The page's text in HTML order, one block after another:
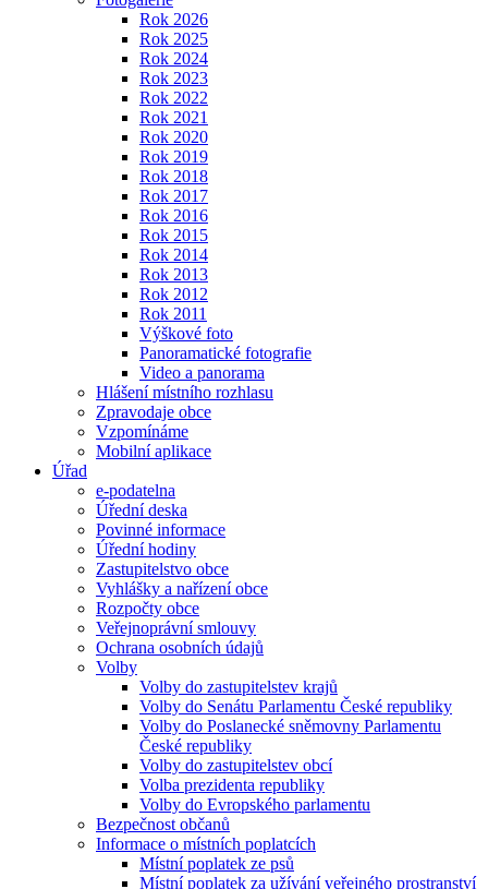
Rok 2026
Rok 2025
Rok 2024
Rok 2023
Rok 2022
Rok 2021
Rok 2020
Rok 2019
Rok 2018
Rok 2017
Rok 2016
Rok 2015
Rok 2014
Rok 2013
Rok 2012
Rok 2011
Výškové foto
Panoramatické fotografie
Video a panorama
Hlášení místního rozhlasu
Zpravodaje obce
Vzpomínáme
Mobilní aplikace
Úřad
e-podatelna
Úřední deska
Povinné informace
Úřední hodiny
Zastupitelstvo obce
Vyhlášky a nařízení obce
Rozpočty obce
Veřejnoprávní smlouvy
Ochrana osobních údajů
Volby
Volby do zastupitelstev krajů
Volby do Senátu Parlamentu České republiky
Volby do Poslanecké sněmovny Parlamentu
České republiky
Volby do zastupitelstev obcí
Volba prezidenta republiky
Volby do Evropského parlamentu
Bezpečnost občanů
Informace o místních poplatcích
Místní poplatek ze psů
Místní poplatek za užívání veřejného prostranství